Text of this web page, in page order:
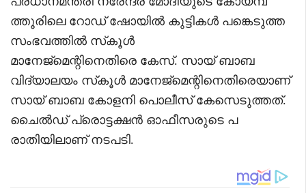
ത്തൂരിലെ റോഡ് ഷോയിൽ കുട്ടികൾ പങ്കെടുത്ത
സംഭവത്തില്‍ സ്‌കൂൾ
മാനേജ്‍മെന്റിനെതിരെ കേസ്. സായ് ബാബ
വിദ്യാലയം സ്‌കൂൾ മാനേജ്‍മെന്റിനെതിരെയാണ്
സായ് ബാബ കോളനി പൊലീസ് കേസെടുത്തത്.
ചൈൽഡ് പ്രൊട്ടക്ഷൻ ഓഫീസരുടെ പ
രാതിയിലാണ് നടപടി.